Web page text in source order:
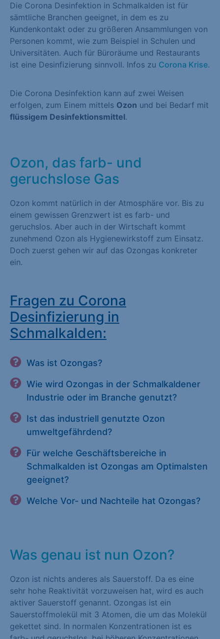
Die Corona Desinfektion in Schmalkalden ist für
sämtliche Branchen geeignet, in dem es zu
Kundenkontakt oder zu größeren Ansammlungen von
Personen kommt, wie zum Beispiel in Schulen und
Universitäten. Auch für Büroräume und Restaurants
ist eine Desinfizierung sinnvoll. Infos zu Corona Krise.
Die Corona Desinfektion kann auf zwei Weisen
erfolgen, zum Einem mittels Ozon und bei Bedarf mit
flüssigem Desinfektionsmittel.
Ozon, das farb- und
geruchslose Gas
Ozon kommt natürlich in der Atmosphäre vor. Bis zu
einem gewissen Grenzwert ist es farb- und
geruchslos. Aber auch in der Wirtschaft kommt
zunehmend Ozon als Hygienewirkstoff zum Einsatz.
Doch zuerst gehen wir auf das Ozongas konkreter
ein.
Fragen zu Corona
Desinfizierung in
Schmalkalden:
Was ist Ozongas?
Wie wird Ozongas in der Schmalkaldener
Industrie oder im Branche genutzt?
Ist das industriell genutzte Ozon
umweltgefährdend?
Für welche Geschäftsbereiche in
Schmalkalden ist Ozongas am Optimalsten
geeignet?
Welche Vor- und Nachteile hat Ozongas?
Was genau ist nun Ozon?
Ozon ist nichts anderes als Sauerstoff. Da es eine
sehr hohe Reaktivität vorzuweisen hat, wird es auch
aktiver Sauerstoff genannt. Ozongas ist ein
Sauerstoffmolekül mit 3 Atomen, die um das Molekül
gekettet sind. In normalen Konzentrationen ist es